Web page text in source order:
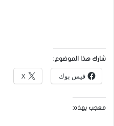
شارك هذا الموضوع:
فيس بوك X
معجب بهذه: